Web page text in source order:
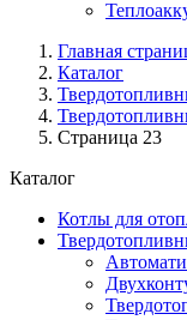
Главная
Каталог
Страница 23
Каталог
Котлы для